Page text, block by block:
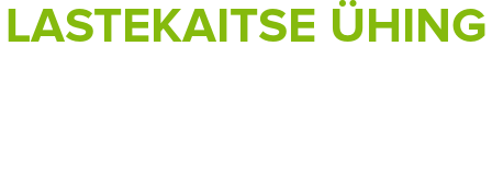
LASTEKAITSE ÜHING